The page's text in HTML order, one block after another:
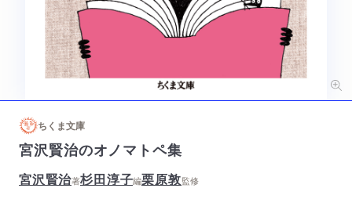
ちくま文庫
宮沢賢治のオノマトペ集
宮沢賢治著杉田淳子編栗原敦監修